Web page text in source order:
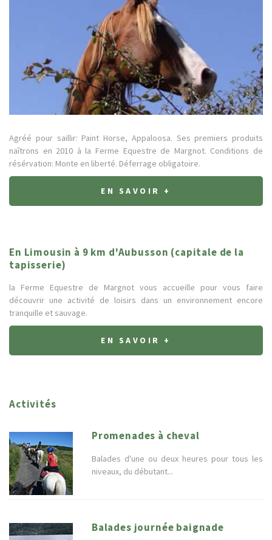
Agréé pour saillir: Paint Horse, Appaloosa. Ses premiers produits
naîtrons en 2010 à la Ferme Equestre de Margnot. Conditions de
résérvation: Monte en liberté. Déferrage obligatoire.
EN SAVOIR +
En Limousin à 9 km d'Aubusson (capitale de la
tapisserie)
la Ferme Equestre de Margnot vous accueille pour vous faire
découvrir une activité de loisirs dans un environnement encore
tranquille et sauvage.
EN SAVOIR +
Activités
Promenades à cheval
Balades d'une ou deux heures pour tous les
niveaux, du débutant...
Balades journée baignade